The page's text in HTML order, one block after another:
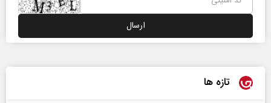
تازه ها